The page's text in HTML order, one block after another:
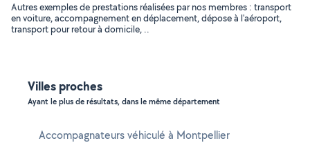
Autres exemples de prestations réalisées par nos membres : transport
en voiture, accompagnement en déplacement, dépose à l'aéroport,
transport pour retour à domicile, ..
Villes proches
Ayant le plus de résultats, dans le même département
Accompagnateurs véhiculé à Montpellier